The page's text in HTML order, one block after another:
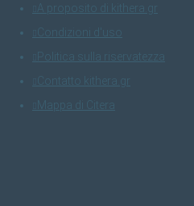
A proposito di kithera.gr
Condizioni d'uso
Politica sulla riservatezza
Contatto kithera.gr
Mappa di Citera